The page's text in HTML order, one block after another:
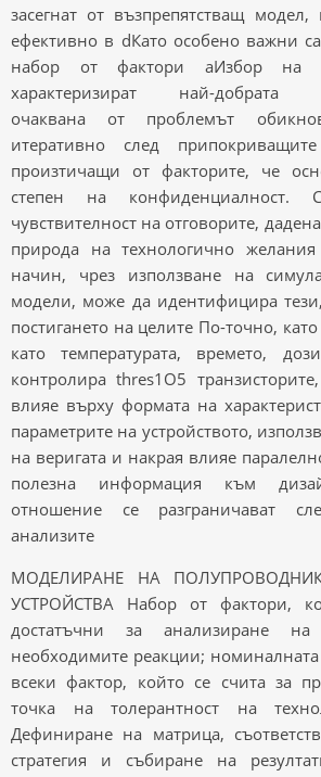
засегнат от възпрепятстващ модел,
ефективно в dКато особено важни
набор от фактори aИзбор на
характеризират най-добрата
очаквана от проблемът
итеративно след
произтичащи от факторите, че
степен на конфиденциалност.
чувствителност на отговорите,
природа на технологично
начин, чрез използване на
модели, може да идентифицира
постигането на целите По-точно,
като температурата, времето,
контролира thres1O5
влияе върху формата на
параметрите на устройството,
на веригата и накрая влияе
полезна информация към
отношение се разграничават
анализите
МОДЕЛИРАНЕ НА
УСТРОЙСТВА Набор от фактори,
достатъчни за анализиране
необходимите реакции; номиналната
всеки фактор, който се счита за
точка на толерантност на
Дефиниране на матрица,
стратегия и събиране на